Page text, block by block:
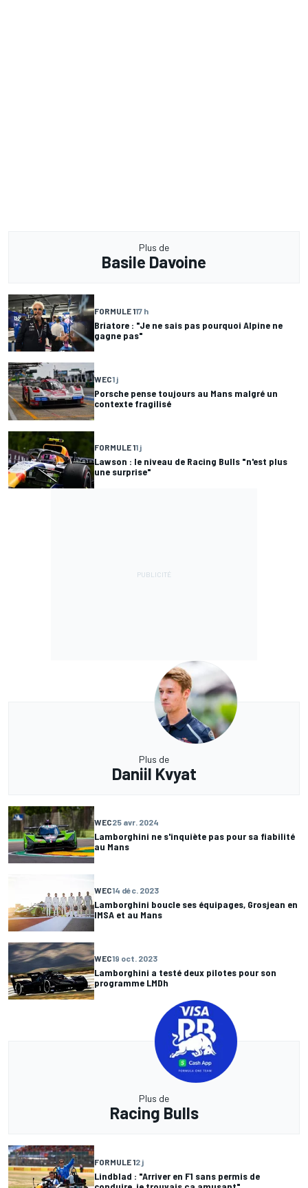
Plus de
Basile Davoine
FORMULE 117 h
Briatore : "Je ne sais pas pourquoi Alpine ne
gagne pas"
WEC1 j
Porsche pense toujours au Mans malgré un
contexte fragilisé
FORMULE 11 j
Lawson : le niveau de Racing Bulls "n'est plus
une surprise"
Plus de
Daniil Kvyat
WEC25 avr. 2024
Lamborghini ne s'inquiète pas pour sa fiabilité
au Mans
WEC14 déc. 2023
Lamborghini boucle ses équipages, Grosjean en
IMSA et au Mans
WEC19 oct. 2023
Lamborghini a testé deux pilotes pour son
programme LMDh
Plus de
Racing Bulls
FORMULE 12 j
Lindblad : "Arriver en F1 sans permis de